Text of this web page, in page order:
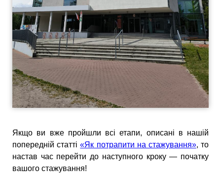
Якщо ви вже пройшли всі етапи, описані в нашій
попередній статті«Як потрапити на стажування», то
настав час перейти до наступного кроку — початку
вашого стажування!